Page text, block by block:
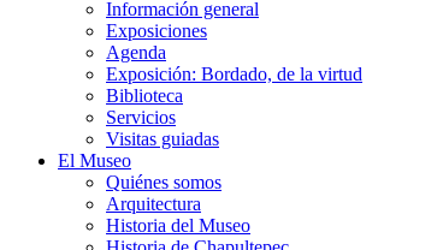
Información general
Exposiciones
Agenda
Exposición: Bordado, de la virtud
Biblioteca
Servicios
Visitas guiadas
El Museo
Quiénes somos
Arquitectura
Historia del Museo